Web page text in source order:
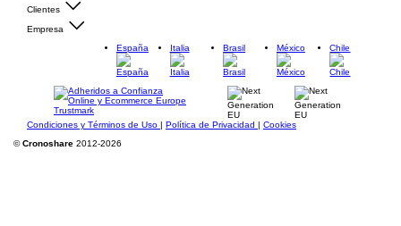
Clientes
Empresa
España
Italia Brasil México Chile
Condiciones y Términos de Uso | Política de Privacidad | Cookies
©Cronoshare 2012-2026